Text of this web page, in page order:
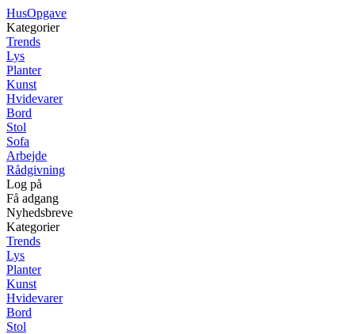
HusOpgave
Kategorier
Trends
Lys
Planter
Kunst
Hvidevarer
Bord
Stol
Sofa
Arbejde
Rådgivning
Log på
Få adgang
Nyhedsbreve
Kategorier
Trends
Lys
Planter
Kunst
Hvidevarer
Bord
Stol